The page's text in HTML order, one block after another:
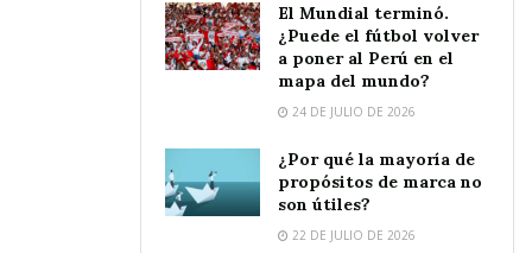
El Mundial terminó.
¿Puede el fútbol volver
a poner al Perú en el
mapa del mundo?
24 DE JULIO DE 2026
¿Por qué la mayoría de
propósitos de marca no
son útiles?
22 DE JULIO DE 2026